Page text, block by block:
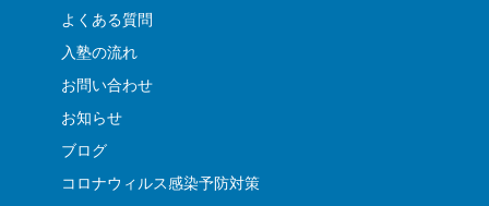
よくある質問
入塾の流れ
お問い合わせ
お知らせ
ブログ
コロナウィルス感染予防対策